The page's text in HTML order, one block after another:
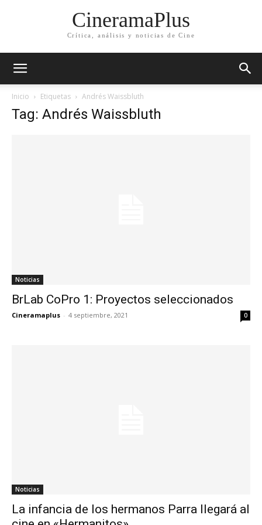
CineramaPlus
Crítica, análisis y noticias de Cine
Inicio Etiquetas Andrés Waissbluth
Tag: Andrés Waissbluth
Noticias
BrLab CoPro 1: Proyectos seleccionados
Cineramaplus - 4 septiembre, 2021 0
Noticias
La infancia de los hermanos Parra llegará al